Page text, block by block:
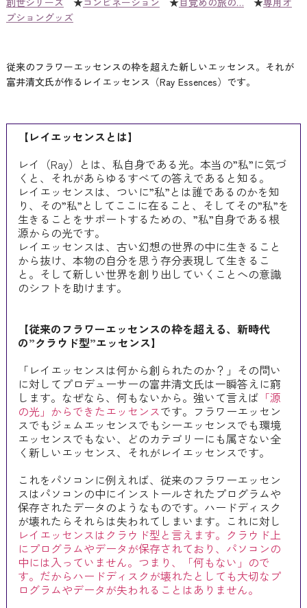
プショングッズ
従来のフラワーエッセンスの枠を超えた新しいエッセンス。それが
富井清文氏が作るレイエッセンス（Ray Essences）です。
【レイエッセンスとは】
レイ（Ray）とは、私自身である光。本当の”私”に気づ
くと、それがあらゆるすべての答えであると知る。
レイエッセンスは、ついに”私”とは誰であるのかを知
り、その”私”としてここに在ること、そしてその”私”を
生きることをサポートするための、”私”自身である根
源からの光です。
レイエッセンスは、古い幻想の世界の中に生きること
から抜け、本物の自分を思う存分表現して生きるこ
と。そして新しい世界を創り出していくことへの意識
のシフトを助けます。
【従来のフラワーエッセンスの枠を超える、新時代
の”クラウド型”エッセンス】
「レイエッセンスは何から創られたのか？」その問い
に対してプロデューサーの富井清文氏は一瞬答えに窮
します。なぜなら、何もないから。強いて言えば 「源
の光」からできたエッセンスです。フラワーエッセン
スでもジェムエッセンスでもシーエッセンスでも環境
エッセンスでもない、どのカテゴリーにも属さない全
く新しいエッセンス、それがレイエッセンスです。
これをパソコンに例えれば、従来のフラワーエッセン
スはパソコンの中にインストールされたプログラムや
保存されたデータのようなものです。ハードディスク
が壊れたらそれらは失われてしまいます。これに対し
レイエッセンスはクラウド型と言えます。クラウド上
にプログラムやデータが保存されており、パソコンの
中には入っていません。つまり、「何もない」ので
す。だからハードディスクが壊れたとしても大切なプ
ログラムやデータが失われることはありません。